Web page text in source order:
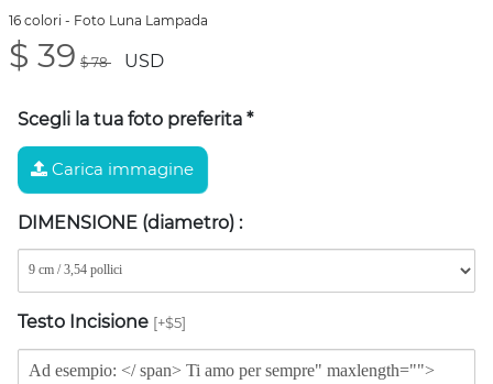
16 colori - Foto Luna Lampada
$ 39 $ 78 USD
Scegli la tua foto preferita *
Carica immagine
DIMENSIONE (diametro) :
Testo Incisione [+$5]